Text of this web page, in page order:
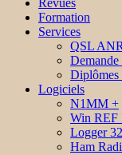
Revues
Formation
Services
QSL
Logiciels
N1MM +
Win REF
Logger 32
Ham